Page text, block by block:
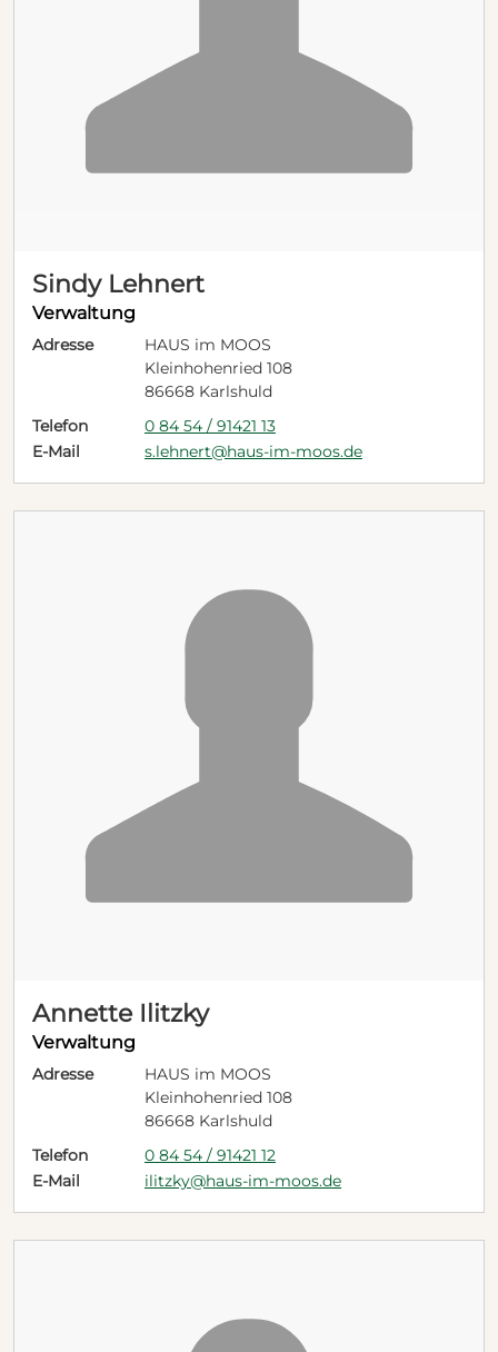
Sindy Lehnert
Verwaltung
Adresse
HAUS im MOOS
Kleinhohenried 108
86668 Karlshuld
Telefon
0 84 54 / 91421 13
E-Mail
s.lehnert@haus-im-moos.de
Annette Ilitzky
Verwaltung
Adresse
HAUS im MOOS
Kleinhohenried 108
86668 Karlshuld
Telefon
0 84 54 / 91421 12
E-Mail
ilitzky@haus-im-moos.de